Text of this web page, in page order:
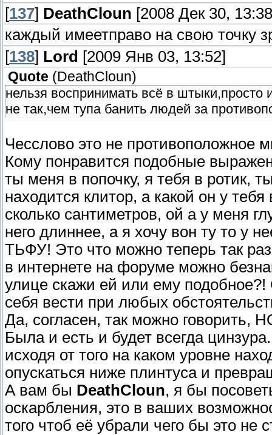
[137] DeathCloun [2008 Дек 30,
каждый имеетправо на свою точку
[138] Lord [2009 Янв 03, 13:52]
Quote ( DeathCloun)
нельзя воспринимать всё в штыки,просто
не так,чем тупа банить людей за
Чесслово это не противоположное
Кому понравится подобные
ты меня в попочку, я тебя в ротик,
находится клитор, а какой он у
сколько сантиметров, ой а у меня
него длиннее, а я хочу вон ту то у
ТЬФУ! Это что можно теперь так
в интернете на форуме можно
улице скажи ей или ему подобное?!
себя вести при любых
Да, согласен, так можно говорить,
Была и есть и будет всегда
исходя от того на каком уровне
опускаться ниже плинтуса и
А вам бы DeathCloun, я бы
оскарбления, это в ваших
того чтоб её убрали чего бы это не